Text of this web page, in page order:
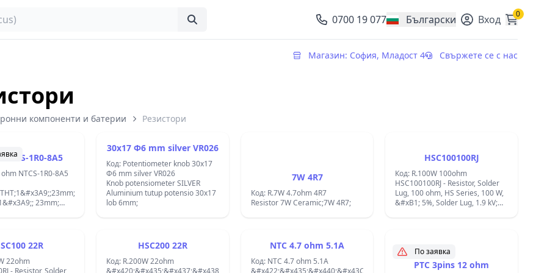
0700 19 077 Български
, change currency Вход 0
Магазин: София, Младост 4 Свържете се с нас
компоненти и батерии Резистори
1R0-8A5
NTCS-1R0-8A5
55&#xF7;200&#xB0;C;2300K;&#x422;&#x435;&#x440;&#x43C;&#x438;&#x441;&#x442;&#x43E;&#x440;
23mm;
30x17 Ф6 mm silver VR026
Код: Potentiometer knob 30x17
Ф6 mm silver VR026
Knob potensiometer SILVER
Aluminium tutup potensio 30x17
lob 6mm;
7W 4R7
Код: R.7W 4.7ohm 4R7
Resistor 7W Ceramic;7W 4R7;
HSC100100RJ
Код: R.100W 100ohm
HSC100100RJ - Resistor, Solder
Lug, 100 ohm, HS Series, 100 W,
&#xB1; 5%, Solder Lug, 1.9 kV;
mm,Width:47.5 mm,Height:26
mm Part:1625999-1;
22R
22ohm
Solder
HSC200 22R
Код: R.200W 22ohm
&#x420;&#x435;&#x437;&#x438;&#x441;&#x442;&#x43E;&#x440;:
NTC 4.7 ohm 5.1A
Код: NTC 4.7 ohm 5.1A
&#x422;&#x435;&#x440;&#x43C;&#x438;&#x441;&#x442;&#x43E;&#x440;
По заявка
PTC 3pins 12 ohm